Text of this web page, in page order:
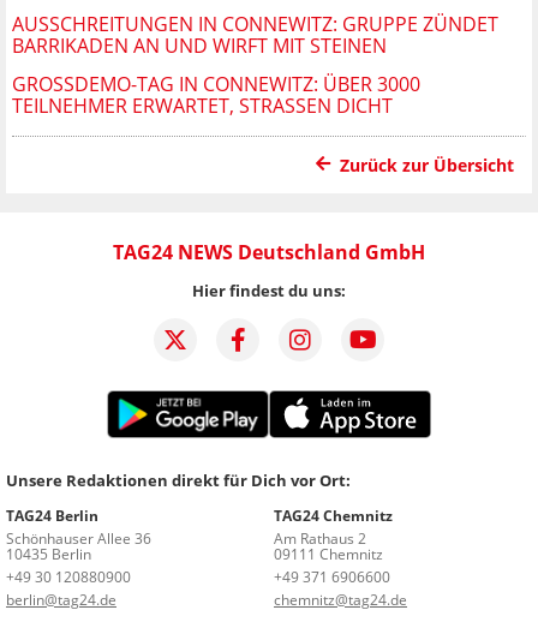
AUSSCHREITUNGEN IN CONNEWITZ: GRUPPE ZÜNDET
BARRIKADEN AN UND WIRFT MIT STEINEN
GROSSDEMO-TAG IN CONNEWITZ: ÜBER 3000 T
EILNEHMER ERWARTET, STRASSEN DICHT
Zurück zur Übersicht
TAG24 NEWS Deutschland GmbH
Hier findest du uns:
Unsere Redaktionen direkt für Dich vor Ort:
TAG24 Berlin
Schönhauser Allee 36
10435 Berlin
+49 30 120880900
berlin@tag24.de
TAG24 Chemnitz
Am Rathaus 2
09111 Chemnitz
+49 371 6906600
chemnitz@tag24.de